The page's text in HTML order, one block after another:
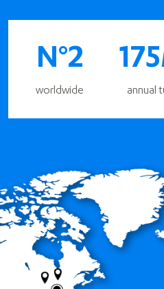
N°2
worldwide annual